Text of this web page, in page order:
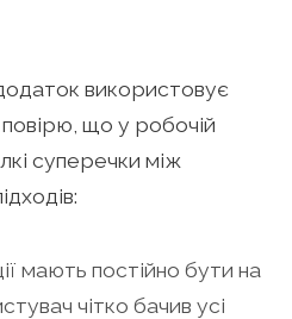
використовує
повірю, що у робочій
суперечки між
мають постійно бути на
чітко бачив усі